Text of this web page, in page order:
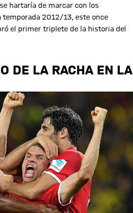
hartaría de marcar con los
temporada 2012/13, este once
el primer triplete de la historia del
DE LA RACHA EN LA